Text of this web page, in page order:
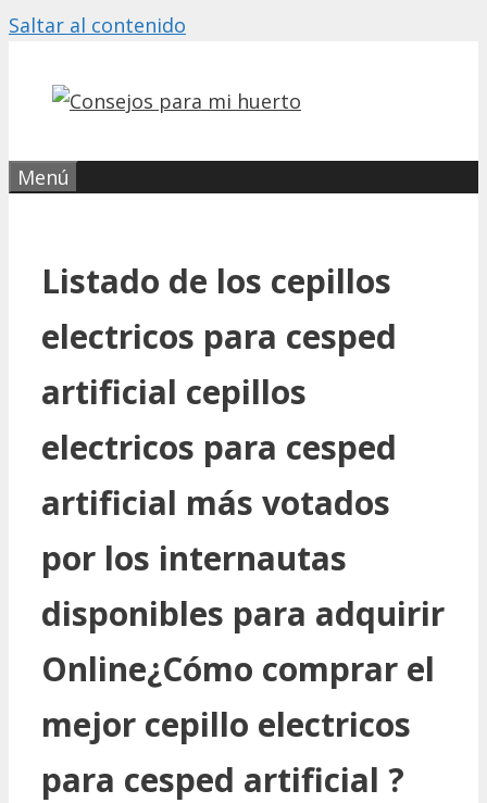
Saltar al contenido
Menú
Listado de los cepillos
electricos para cesped
artificial cepillos
electricos para cesped
artificial más votados
por los internautas
disponibles para adquirir
Online¿Cómo comprar el
mejor cepillo electricos
para cesped artificial ?